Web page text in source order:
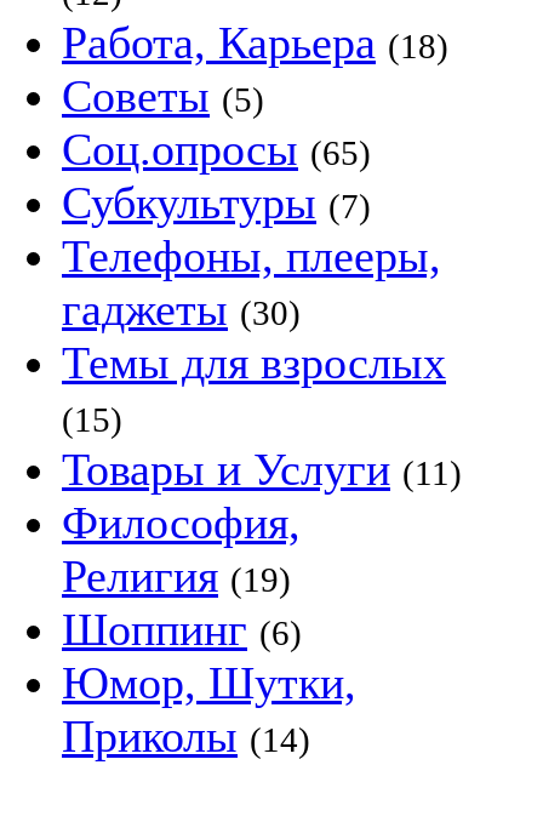
Работа, Карьера (18)
Советы (5)
Соц.опросы (65)
Субкультуры (7)
Телефоны, плееры,
гаджеты (30)
Темы для взрослых
(15)
Товары и Услуги (11)
Философия,
Религия (19)
Шоппинг (6)
Юмор, Шутки,
Приколы (14)